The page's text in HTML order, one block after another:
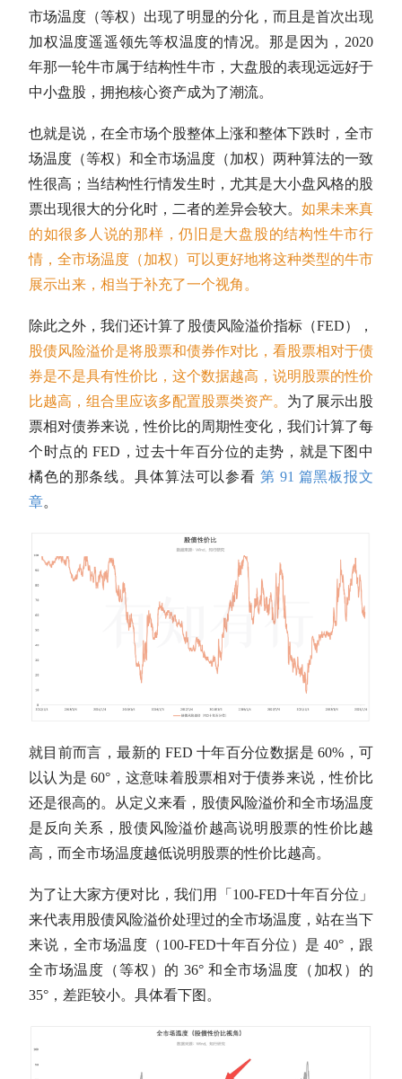
市场温度（等权）出现了明显的分化，而且是首次出现
加权温度遥遥领先等权温度的情况。那是因为，2020
年那一轮牛市属于结构性牛市 ， 大盘股的表现远远好于
中小盘股 ，拥抱核心资产成为了潮流。
也就是说，在全市场个股整体上涨和整体下跌时，全市
场温度（等权）和全市场温度（加权）两种算法的一致
性很高；当结构性行情发生时，尤其是大小盘风格的股
票出现很大的分化时，二者的差异会较大。 如果未来真
的如很多人说的那样，仍旧是大盘股的结构性牛市行
情，全市场温度（加权）可以更好地将这种类型的牛市
展示出来，相当于补充了一个视角。
除此之外，我们还计算了股债风险溢价指标（FED），
股债风险溢价是将股票和债券作对比，看股票相对于债
券是不是具有性价比，这个数据越高，说明股票的性价
比越高，组合里应该多配置股票类资产。 为了展示出股
票相对债券来说，性价比的周期性变化，我们计算了每
个时点的 FED，过去十年百分位的走势，就是下图中
橘色的那条线。具体算法可以参看 第 91 篇黑板报文
章。
就目前而言，最新的 FED 十年百分位数据是 60%，可
以认为是 60°，这意味着股票相对于债券来说，性价比
还是很高的。从定义来看，股债风险溢价和全市场温度
是反向关系，股债风险溢价越高说明股票的性价比越
高，而全市场温度越低说明股票的性价比越高。
为了让大家方便对比，我们用「100-FED十年百分位」
来代表用股债风险溢价处理过的全市场温度，站在当下
来说，全市场温度（100-FED十年百分位）是 40°，跟
全市场温度（等权）的 36° 和全市场温度（加权）的
35°，差距较小。具体看下图。